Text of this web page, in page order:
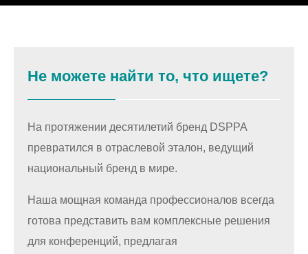
Не можете найти то, что ищете?
На протяжении десятилетий бренд DSPPA
превратился в отраслевой эталон, ведущий
национальный бренд в мире.
Наша мощная команда профессионалов всегда
готова представить вам комплексные решения
для конференций, предлагая